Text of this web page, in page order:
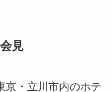
見
京・立川市内のホテ